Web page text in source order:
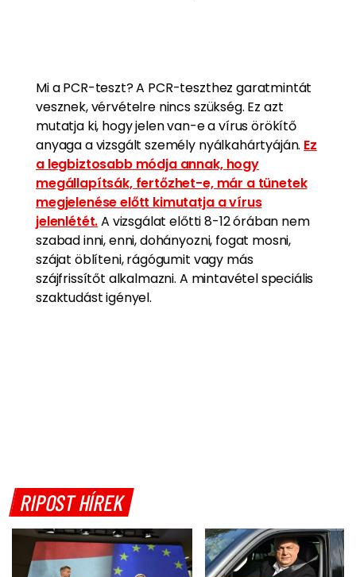
Mi a PCR-teszt? A PCR-teszthez garatmintát
vesznek, vérvételre nincs szükség. Ez azt
mutatja ki, hogy jelen van-e a vírus örökítő
anyaga a vizsgált személy nyálkahártyáján. Ez
a legbiztosabb módja annak, hogy
megállapítsák, fertőzhet-e, már a tünetek
megjelenése előtt kimutatja a vírus
jelenlétét.A vizsgálat előtti 8-12 órában nem
szabad inni, enni, dohányozni, fogat mosni,
szájat öblíteni, rágógumit vagy más
szájfrissítőt alkalmazni. A mintavétel speciális
szaktudást igényel.
RIPOST HÍREK